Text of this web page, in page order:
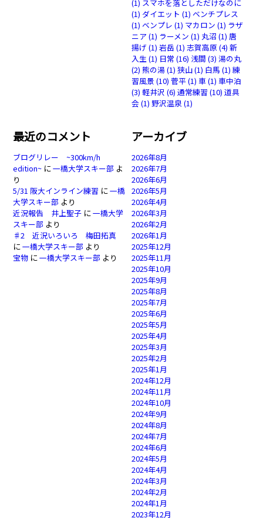
(1) スマホを落としただけなのに
(1) ダイエット (1) ベンチプレス
(1) ベンプレ (1) マカロン (1) ラザ
ニア (1) ラーメン (1) 丸沼 (1) 唐
揚げ (1) 岩岳 (1) 志賀高原(4) 新
入生(1) 日常 (16) 浅間 (3) 湯の丸
(2) 熊の湯(1) 狭山(1) 白馬 (1) 練
習風景(10) 菅平(1) 車(1) 車中泊
(3) 軽井沢 (6) 通常練習 (10) 道具
会 (1) 野沢温泉(1)
最近のコメント
ブログリレー ~300km/h
edition~ に一橋大学スキー部 よ
り
5/31 阪大インライン練習 に一橋
大学スキー部 より
近況報告 井上聖子 に一橋大学
スキー部 より
♯2 近況いろいろ 梅田拓真
に一橋大学スキー部 より
宝物 に一橋大学スキー部 より
アーカイブ
2026年8月
2026年7月
2026年6月
2026年5月
2026年4月
2026年3月
2026年2月
2026年1月
2025年12月
2025年11月
2025年10月
2025年9月
2025年8月
2025年7月
2025年6月
2025年5月
2025年4月
2025年3月
2025年2月
2025年1月
2024年12月
2024年11月
2024年10月
2024年9月
2024年8月
2024年7月
2024年6月
2024年5月
2024年4月
2024年3月
2024年2月
2024年1月
2023年12月